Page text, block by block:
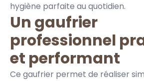
hygiène parfaite au quotidien.
Un gaufrier
professionnel
et performant
Ce gaufrier permet de réaliser